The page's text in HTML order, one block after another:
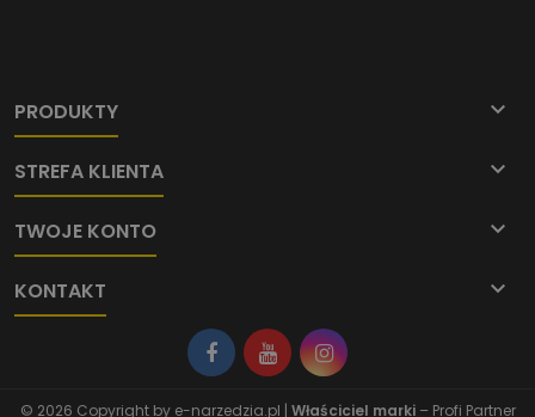
PRODUKTY 
STREFA KLIENTA 
TWOJE KONTO 
KONTAKT 
© 2026 Copyright by e-narzedzia.pl | Właściciel marki– Profi Partner